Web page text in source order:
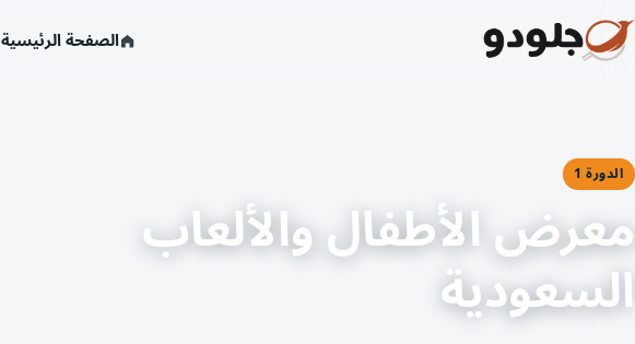
الصفحة الرئيسية
الدورة 1
معرض الأطفال والألعاب
السعودية